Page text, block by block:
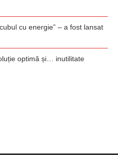
cu energie” – a fost lansat
optimă și… inutilitate